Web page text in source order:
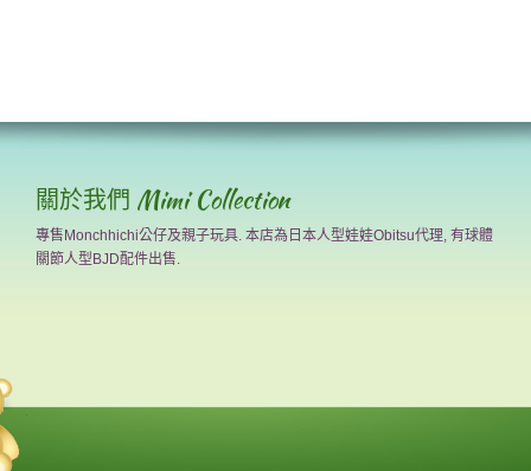
關於我們 Mimi Collection
專售Monchhichi公仔及親子玩具. 本店為日本人型娃娃Obitsu代理, 有球體
關節人型BJD配件出售.